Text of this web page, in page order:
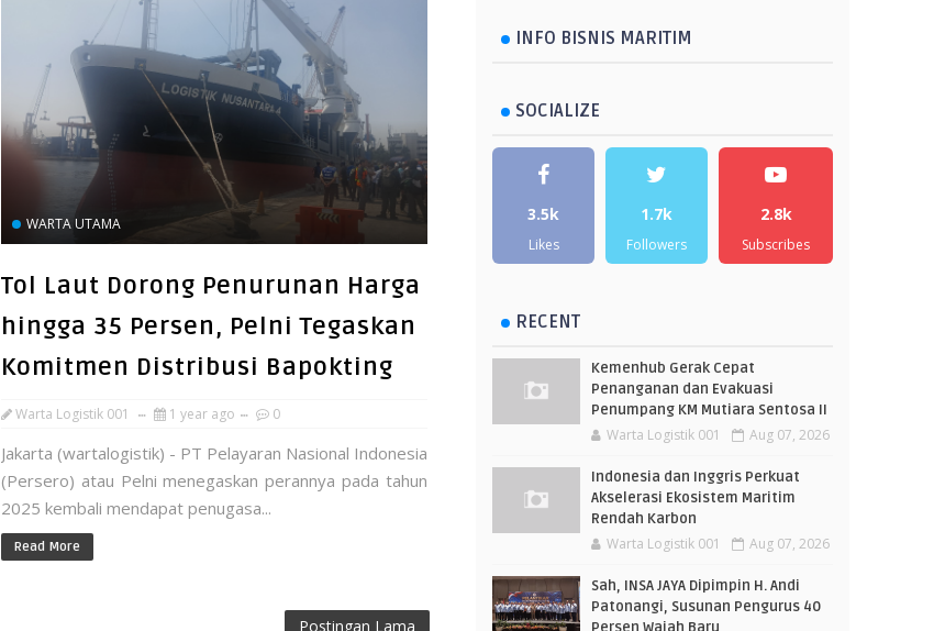
WARTA UTAMA
Tol Laut Dorong Penurunan Harga
hingga 35 Persen, Pelni Tegaskan
Komitmen Distribusi Bapokting
Warta Logistik 001 1 year ago 0
Jakarta (wartalogistik) - PT Pelayaran Nasional Indonesia
(Persero) atau Pelni menegaskan perannya pada tahun
2025 kembali mendapat penugasa...
Read More
Postingan Lama
INFO BISNIS MARITIM
SOCIALIZE
3.5k
Likes
1.7k
Followers
2.8k
Subscribes
RECENT
Kemenhub Gerak Cepat
Penanganan dan Evakuasi
Penumpang KM Mutiara Sentosa II
Warta Logistik 001 Aug 07, 2026
Indonesia dan Inggris Perkuat
Akselerasi Ekosistem Maritim
Rendah Karbon
Warta Logistik 001 Aug 07, 2026
Sah, INSA JAYA Dipimpin H. Andi
Patonangi, Susunan Pengurus 40